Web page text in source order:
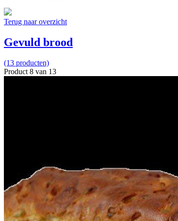
Terug naar overzicht
Gevuld brood
(13 producten)
Product 8 van 13